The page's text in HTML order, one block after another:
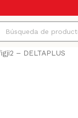
– DELTAPLUS